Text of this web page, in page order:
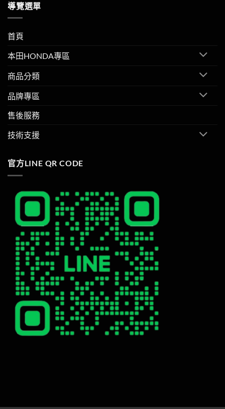
導覽選單
首頁
本田HONDA專區
商品分類
品牌專區
售後服務
技術支援
官方LINE QR CODE